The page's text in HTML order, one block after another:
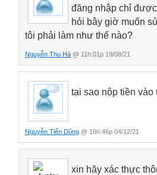
đăng nhập chỉ
hỏi bây giờ muốn
tôi phải làm như thế nào?
Nguyễn Thu Hà @ 11h:01p 19/08/21
tại sao nộp tiền
Nguyễn Tiến Dũng @ 16h:46p 04/12/21
xin hãy xác thực